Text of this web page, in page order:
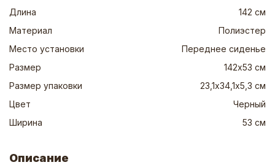
Длина
142 см
Материал
Полиэстер
Место установки
Переднее сиденье
Размер
142х53 см
Размер упаковки
23,1х34,1х5,3 см
Цвет
Черный
Ширина
53 см
Описание